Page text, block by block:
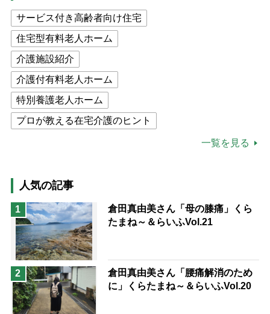
サービス付き高齢者向け住宅
住宅型有料老人ホーム
介護施設紹介
介護付有料老人ホーム
特別養護老人ホーム
プロが教える在宅介護のヒント
猫が母になつきません
息子の遠距離介護サバイバル術
兄がボケました
便利なサービス
予防法
一覧を見る
人気の記事
1
倉田真由美さん「母の膝痛」くら
たまね～＆らいふVol.21
2
倉田真由美さん「腰痛解消のため
に」くらたまね～＆らいふVol.20